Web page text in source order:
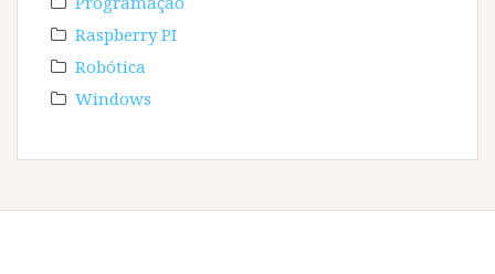
Raspberry PI
Robótica
Windows